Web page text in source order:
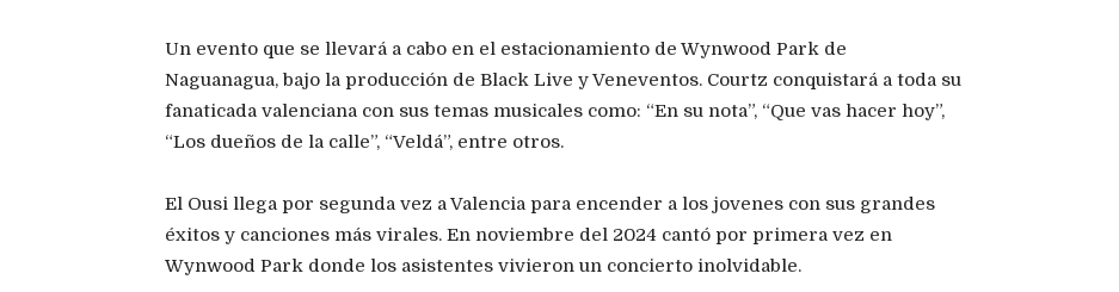
Un evento que se llevará a cabo en el estacionamiento de Wynwood Park de
Naguanagua, bajo la producción de Black Live y Veneventos. Courtz conquistará a toda su
fanaticada valenciana con sus temas musicales como: “En su nota”, “Que vas hacer hoy”,
“Los dueños de la calle”, “Veldá”, entre otros.
El Ousi llega por segunda vez a Valencia para encender a los jovenes con sus grandes
éxitos y canciones más virales. En noviembre del 2024 cantó por primera vez en
Wynwood Park donde los asistentes vivieron un concierto inolvidable.